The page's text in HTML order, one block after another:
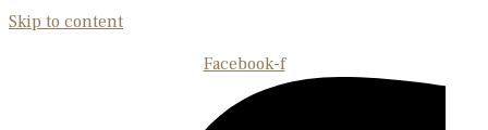
Skip to content
Facebook-f